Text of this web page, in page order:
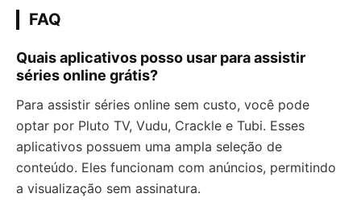
FAQ
Quais aplicativos posso usar para assistir
séries online grátis?
Para assistir séries online sem custo, você pode
optar por Pluto TV, Vudu, Crackle e Tubi. Esses
aplicativos possuem uma ampla seleção de
conteúdo. Eles funcionam com anúncios, permitindo
a visualização sem assinatura.